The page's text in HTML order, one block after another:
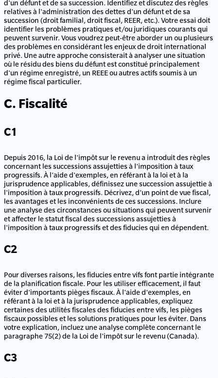
d'un défunt et de sa succession. Identifiez et discutez des règles
relatives à l'administration des dettes d'un défunt et de sa
succession (droit familial, droit fiscal, REER, etc.). Votre essai doit
identifier les problèmes pratiques et/ou juridiques courants qui
peuvent survenir. Vous voudrez peut-être aborder un ou plusieurs
des problèmes en considérant les enjeux de droit international
privé. Une autre approche consisterait à analyser une situation
où le résidu des biens du défunt est constitué principalement
d'un régime enregistré, un REEE ou autres actifs soumis à un
régime fiscal particulier.
C. Fiscalité
C1
Depuis 2016, la Loi de l'impôt sur le revenu a introduit des règles
concernant les successions assujetties à l'imposition à taux
progressifs. À l'aide d'exemples, en référant à la loi et à la
jurisprudence applicables, définissez une succession assujettie à
l'imposition à taux progressifs. Décrivez, d'un point de vue fiscal,
les avantages et les inconvénients de ces successions. Inclure
une analyse des circonstances ou situations qui peuvent survenir
et affecter le statut fiscal des successions assujetties à
l'imposition à taux progressifs et des fiducies qui en dépendent.
C2
Pour diverses raisons, les fiducies entre vifs font partie intégrante
de la planification fiscale. Pour les utiliser efficacement, il faut
éviter d'importants pièges fiscaux. À l'aide d'exemples, en
référant à la loi et à la jurisprudence applicables, expliquez
certaines des utilités fiscales des fiducies entre vifs, les pièges
fiscaux possibles et les solutions pratiques pour les éviter. Dans
votre explication, incluez une analyse complète concernant le
paragraphe 75(2) de la Loi de l'impôt sur le revenu (Canada).
C3